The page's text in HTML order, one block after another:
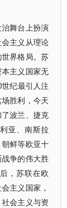
舞台上扮演
主义从理论
界格局。苏
主义国家无
纪最引人注
胜利，今天
波兰、捷克
亚、南斯拉
鲜等欧亚十
争的伟大胜
，苏联在欧
主义国家，
会主义与资